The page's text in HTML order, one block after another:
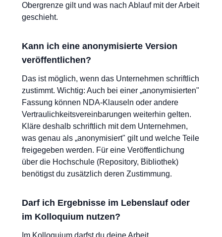
Obergrenze gilt und was nach Ablauf mit der Arbeit
geschieht.
Kann ich eine anonymisierte Version
veröffentlichen?
Das ist möglich, wenn das Unternehmen schriftlich
zustimmt. Wichtig: Auch bei einer „anonymisierten"
Fassung können NDA-Klauseln oder andere
Vertraulichkeitsvereinbarungen weiterhin gelten.
Kläre deshalb schriftlich mit dem Unternehmen,
was genau als „anonymisiert" gilt und welche Teile
freigegeben werden. Für eine Veröffentlichung
über die Hochschule (Repository, Bibliothek)
benötigst du zusätzlich deren Zustimmung.
Darf ich Ergebnisse im Lebenslauf oder
im Kolloquium nutzen?
Im Kolloquium darfst du deine Arbeit